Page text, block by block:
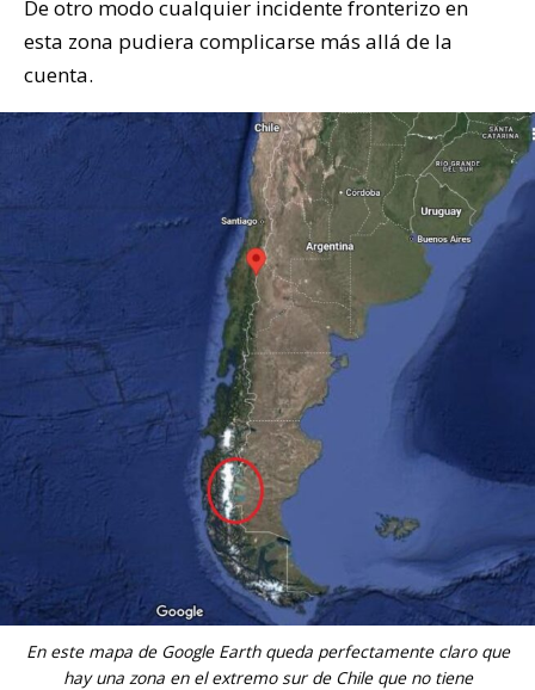
De otro modo cualquier incidente fronterizo en
esta zona pudiera complicarse más allá de la
cuenta.
En este mapa de Google Earth queda perfectamente claro que
hay una zona en el extremo sur de Chile que no tiene